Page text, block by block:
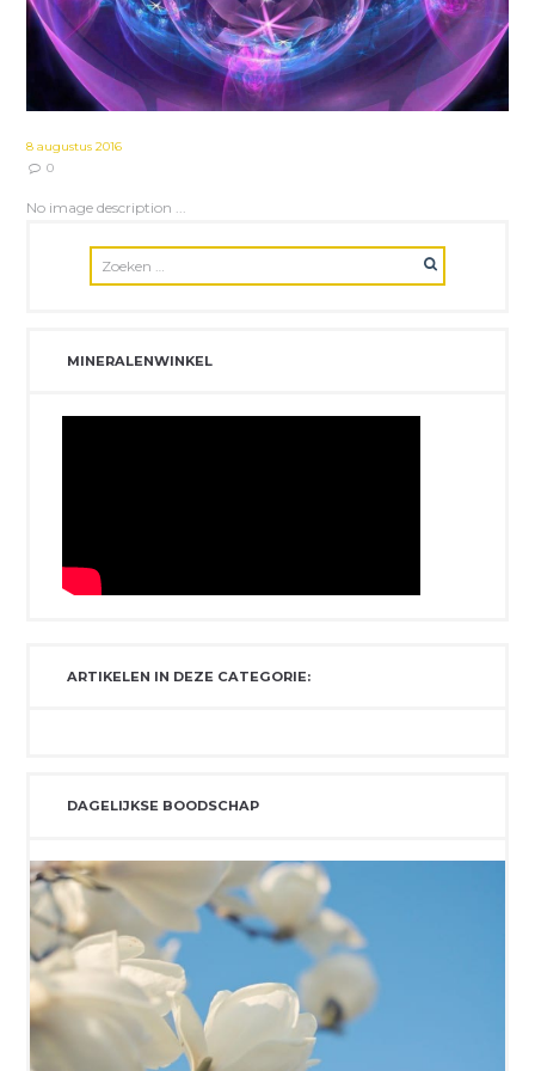
8 augustus 2016
0
No image description ...
MINERALENWINKEL
ARTIKELEN IN DEZE CATEGORIE:
DAGELIJKSE BOODSCHAP